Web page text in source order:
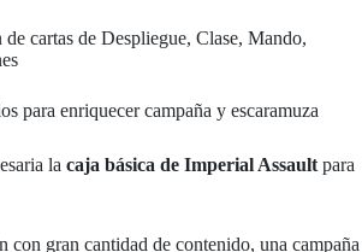
cartas de Despliegue, Clase, Mando,
para enriquecer campaña y escaramuza
la caja básica de Imperial Assault para
con gran cantidad de contenido, una campaña